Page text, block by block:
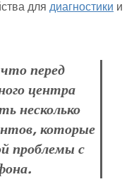
для диагностики и
перед
центра
несколько
которые
проблемы с